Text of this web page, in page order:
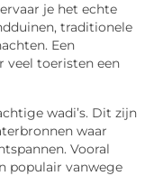
je het echte
traditionele
Een
veel toeristen een
wadi’s. Dit zijn
waar
Vooral
populair vanwege